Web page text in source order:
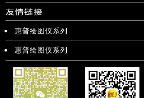
惠普绘图仪系列
惠普绘图仪系列